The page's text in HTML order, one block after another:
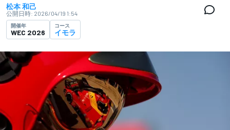
松本 和己
公開日時: 2026/04/19 1:54
開催年
WEC 2026
コース
イモラ